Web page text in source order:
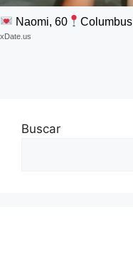
Naomi, 60 Columbus
xDate.us
Buscar